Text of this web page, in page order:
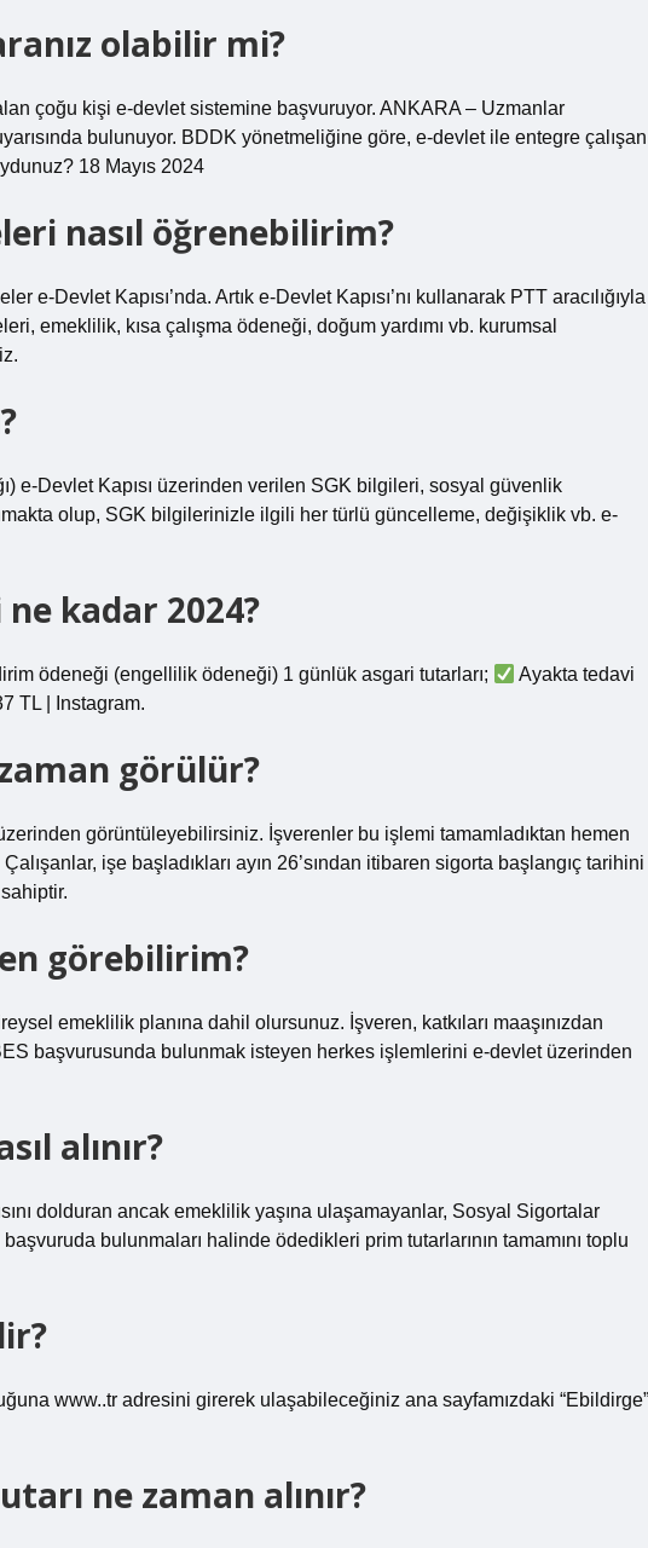
olabilir mi?
çoğu kişi e-devlet sistemine başvuruyor. ANKARA – Uzmanlar
bulunuyor. BDDK yönetmeliğine göre, e-devlet ile entegre çalışan
18 Mayıs 2024
nasıl öğrenebilirim?
e-Devlet Kapısı’nda. Artık e-Devlet Kapısı’nı kullanarak PTT aracılığıyla
emeklilik, kısa çalışma ödeneği, doğum yardımı vb. kurumsal
e-Devlet Kapısı üzerinden verilen SGK bilgileri, sosyal güvenlik
olup, SGK bilgilerinizle ilgili her türlü güncelleme, değişiklik vb. e-
kadar 2024?
ödeneği (engellilik ödeneği) 1 günlük asgari tutarları;
Ayakta tedavi
TL | Instagram.
görülür?
görüntüleyebilirsiniz. İşverenler bu işlemi tamamladıktan hemen
işe başladıkları ayın 26’sından itibaren sigorta başlangıç ​​tarihini
görebilirim?
emeklilik planına dahil olursunuz. İşveren, katkıları maaşınızdan
başvurusunda bulunmak isteyen herkes işlemlerini e-devlet üzerinden
alınır?
dolduran ancak emeklilik yaşına ulaşamayanlar, Sosyal Sigortalar
bulunmaları halinde ödedikleri prim tutarlarının tamamını toplu
www..tr adresini girerek ulaşabileceğiniz ana sayfamızdaki “Ebildirge”
ne zaman alınır?